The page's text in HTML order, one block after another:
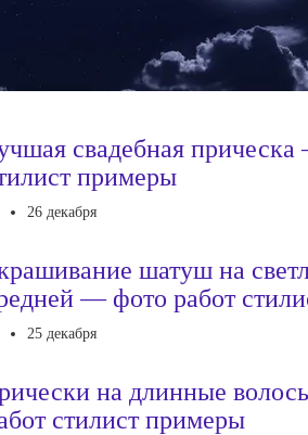
свадебная
примеры
26 декабря
шатуш на
— фото работ
25 декабря
на длинные
стилист примеры